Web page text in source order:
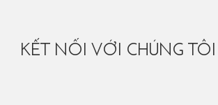
KẾT NỐI VỚI CHÚNG TÔI